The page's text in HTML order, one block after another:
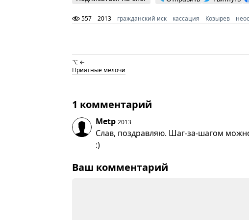
557 2013 гражданский иск кассация Козырев
⌥ ←
Приятные мелочи
1 комментарий
Metp 2013
Слав, поздравляю. Шаг-за-шагом
:)
Ваш комментарий